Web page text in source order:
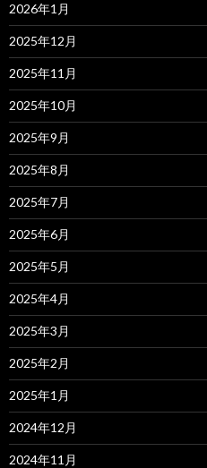
2026年1月
2025年12月
2025年11月
2025年10月
2025年9月
2025年8月
2025年7月
2025年6月
2025年5月
2025年4月
2025年3月
2025年2月
2025年1月
2024年12月
2024年11月